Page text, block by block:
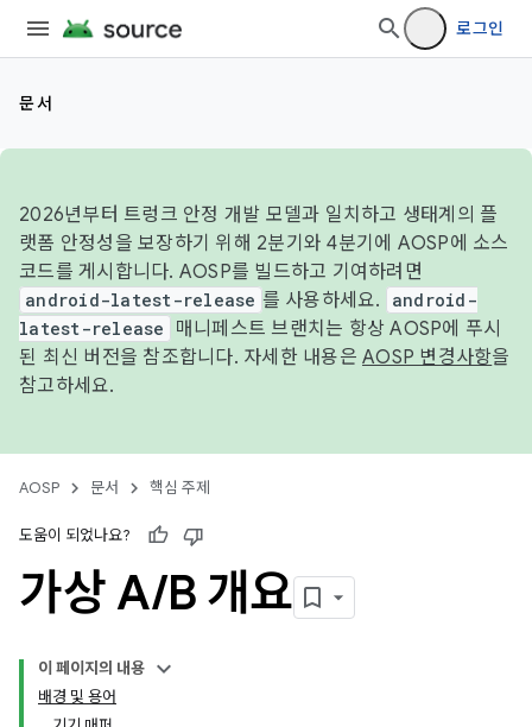
로그인
문서
2026년부터 트렁크 안정 개발 모델과 일치하고 생태계의 플
랫폼 안정성을 보장하기 위해 2분기와 4분기에 AOSP에 소스
코드를 게시합니다. AOSP를 빌드하고 기여하려면
android-latest-release 를 사용하세요.
android-
latest-release
매니페스트 브랜치는 항상 AOSP에 푸시
된 최신 버전을 참조합니다. 자세한 내용은 AOSP 변경사항을
참고하세요.
AOSP 문서 핵심 주제
도움이 되었나요?
가상 A/B 개요
이 페이지의 내용
배경 및 용어